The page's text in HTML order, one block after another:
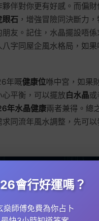
夥伴對你更有好感。而偏
眼石 ，增強冒險同決斷力
友。記住，水晶擺設唔係
字同屋企風水格局，如果
年嘅健康位喺中宮，如果
平衡，可以擺放白水晶或
年水晶健康兩者兼得。總
同流年風水調整，先可以
會行好運嗎？
燊師傅免費為你占卜